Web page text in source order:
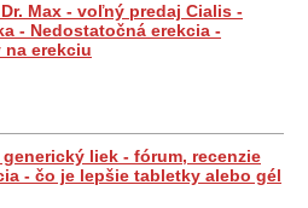
Max - voľný predaj Cialis -
- Nedostatočná erekcia -
na erekciu
liek - fórum, recenzie
- čo je lepšie tabletky alebo gél